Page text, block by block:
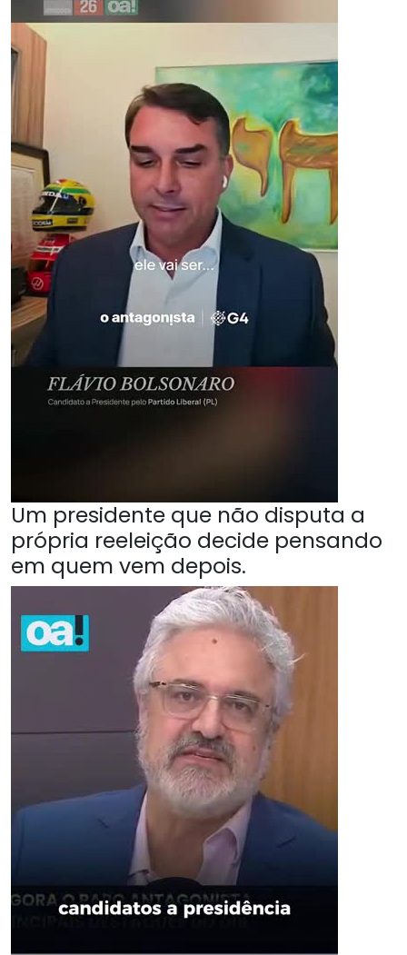
Um presidente que não disputa a
própria reeleição decide pensando
em quem vem depois.